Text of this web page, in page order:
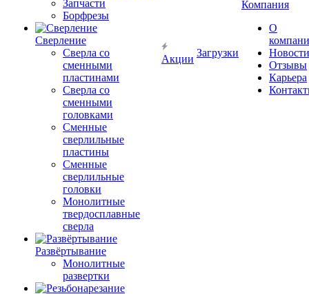
Запчасти
Борфрезы
Сверление
Сверла со
сменными
пластинами
Сверла со
сменными
головками
Сменные
сверлильные
пластины
Сменные
сверлильные
головки
Монолитные
твердосплавные
сверла
Развёртывание
Монолитные
развертки
Акции
Загрузки
Компания
О
Новости
Отзывы
Карьера